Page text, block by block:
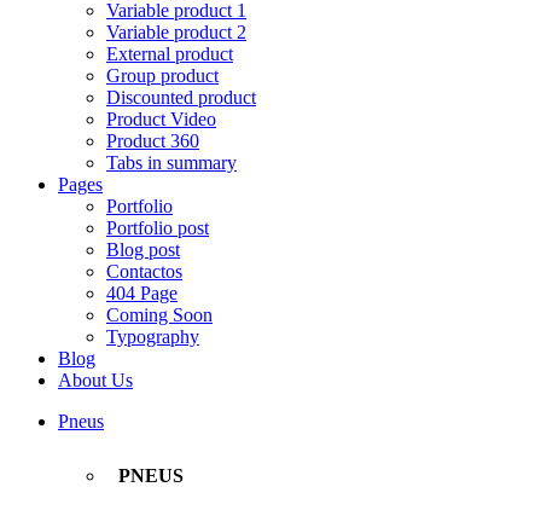
Variable product 1
Variable product 2
External product
Group product
Discounted product
Product Video
Product 360
Tabs in summary
Pages
Portfolio
Portfolio post
Blog post
Contactos
404 Page
Coming Soon
Typography
Blog
About Us
Pneus
PNEUS